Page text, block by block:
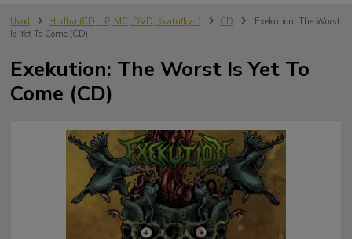
Úvod Hudba (CD, LP, MC, DVD, škatuľky...) CD
Exekution: The Worst
Is Yet To Come (CD)
Exekution: The Worst Is Yet To
Come (CD)